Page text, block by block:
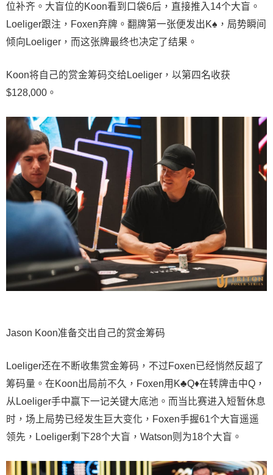
位补齐。大盲位的Koon看到口袋6后，直接推入14个大盲。
Loeliger跟注，Foxen弃牌。翻牌第一张便发出K♠，局势瞬间
倾向Loeliger，而这张牌最终也决定了结果。
Koon将自己的赏金筹码交给Loeliger，以第四名收获
$128,000。
Jason Koon准备交出自己的赏金筹码
Loeliger还在不断收集赏金筹码，不过Foxen已经悄然反超了
筹码量。在Koon出局前不久，Foxen用K♣Q♦在转牌击中Q，
从Loeliger手中赢下一记关键大底池。而当比赛进入短暂休息
时，场上局势已经发生巨大变化，Foxen手握61个大盲遥遥
领先，Loeliger剩下28个大盲，Watson则为18个大盲。